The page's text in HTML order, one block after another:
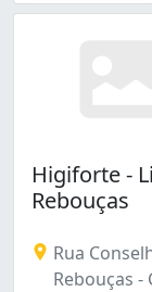
Higiforte -
Rebouças
Rua
Rebouças -